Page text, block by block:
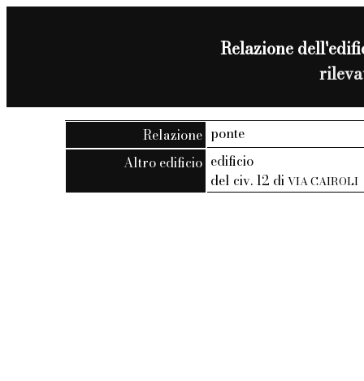
Relazione
Relazione ponte
Altro edificio edificio
del civ. 12 diVIA CAIROLI